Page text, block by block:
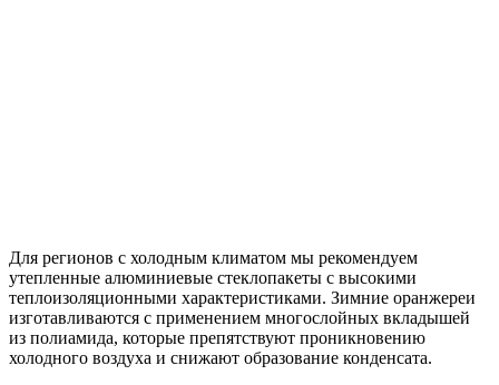
Для регионов с холодным климатом мы рекомендуем
утепленные алюминиевые стеклопакеты с высокими
теплоизоляционными характеристиками. Зимние оранжереи
изготавливаются с применением многослойных вкладышей
из полиамида, которые препятствуют проникновению
холодного воздуха и снижают образование конденсата.